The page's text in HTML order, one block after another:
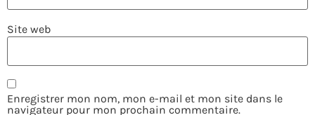
Site web
Enregistrer mon nom, mon e-mail et mon site dans le
navigateur pour mon prochain commentaire.